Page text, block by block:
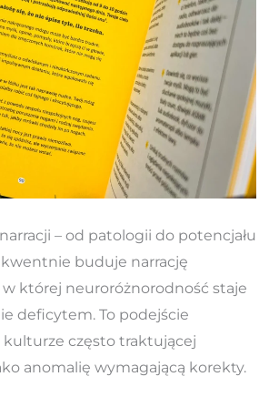
– od patologii do potencjału
buduje narrację
w której neuroróżnorodność staje
deficytem. To podejście
często traktującej
anomalię wymagającą korekty.